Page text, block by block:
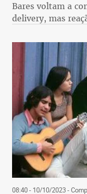
Bares voltam a
delivery, mas
08:40 - 10/10/2023-